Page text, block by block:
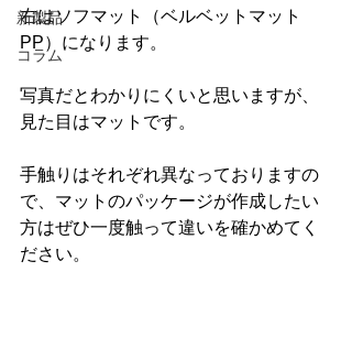
新製品
コラム
右はソフマット（ベルベットマット
PP）になります。
写真だとわかりにくいと思いますが、
見た目はマットです。
手触りはそれぞれ異なっておりますの
で、マットのパッケージが作成したい
方はぜひ一度触って違いを確かめてく
ださい。